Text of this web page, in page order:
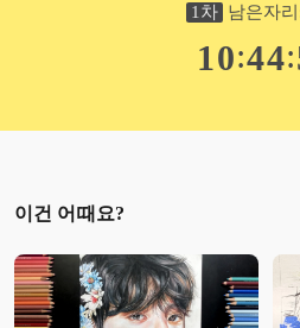
1 차 남은자
1 0:44:
이건 어때요?